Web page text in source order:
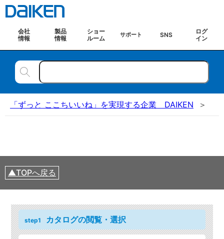
会社
情報
製品
情報
ショー
ルーム
サポート SNS
ログ
イン
「ずっと ここちいいね」を実現する企業 DAIKEN
TOPへ戻る
step1 カタログの閲覧・選択